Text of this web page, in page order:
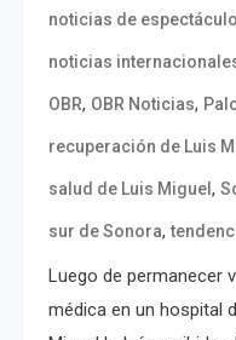
noticias de
noticias
OBR, OBR Noticias,
recuperación de Luis
salud de Luis Miguel ,
sur de Sonora,
Luego de permanecer
médica en un hospital